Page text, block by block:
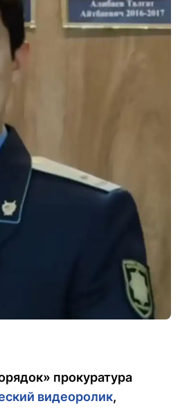
прокуратура
видеоролик,